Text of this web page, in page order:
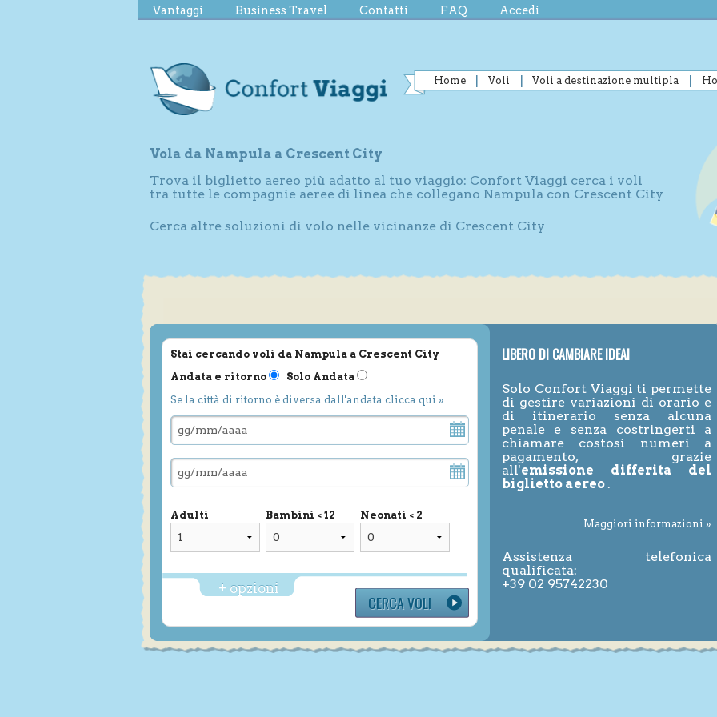
Vantaggi Business Travel Contatti FAQ Accedi
Home Voli Voli a destinazione multipla
Vola da Nampula a Crescent City
Trova il biglietto aereo più adatto al tuo viaggio: Confort Viaggi cerca i voli
tra tutte le compagnie aeree di linea che collegano Nampula con Crescent City
Cerca altre soluzioni di volo nelle vicinanze di Crescent City
Stai cercando voli da Nampula a Crescent City
Andata e ritorno
Solo Andata
Se la città di ritorno è diversa dall'andata clicca qui »
Adulti Bambini < 12 Neonati < 2
+ opzioni
LIBERO DI CAMBIARE IDEA!
Solo Confort Viaggi ti permette
di gestire variazioni di orario e
di itinerario senza alcuna
penale e senza costringerti a
chiamare costosi numeri a
pagamento, grazie
all'emissione differita del
biglietto aereo .
Maggiori informazioni »
Assistenza telefonica
qualificata:
+39 02 95742230